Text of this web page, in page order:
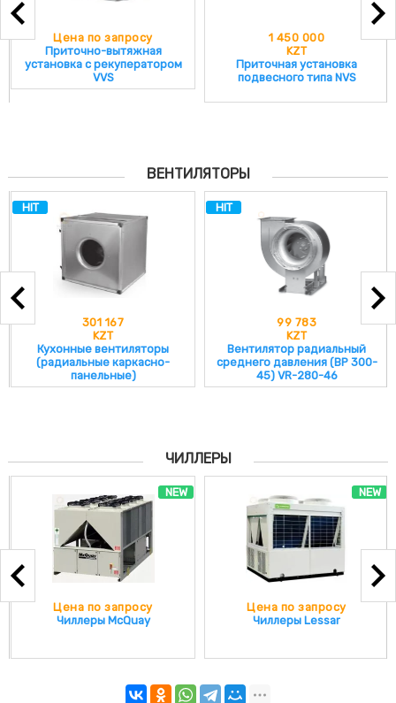
Цена по запросу
Приточно-вытяжная
установка с рекуператором
VVS
1 450 000
KZT
Приточная установка
подвесного типа NVS
ВЕНТИЛЯТОРЫ
HIT
301 167
KZT
Кухонные вентиляторы
(радиальные каркасно-
панельные)
HIT
99 783
KZT
Вентилятор радиальный
среднего давления (ВР 300-
45) VR-280-46
ЧИЛЛЕРЫ
NEW
Цена по запросу
Чиллеры McQuay
NEW
Цена по запросу
Чиллеры Lessar